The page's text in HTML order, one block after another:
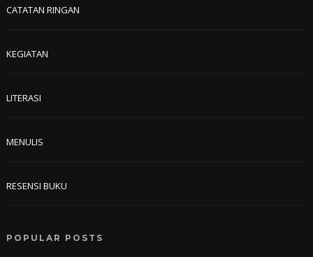
CATATAN RINGAN
KEGIATAN
LITERASI
MENULIS
RESENSI BUKU
POPULAR POSTS